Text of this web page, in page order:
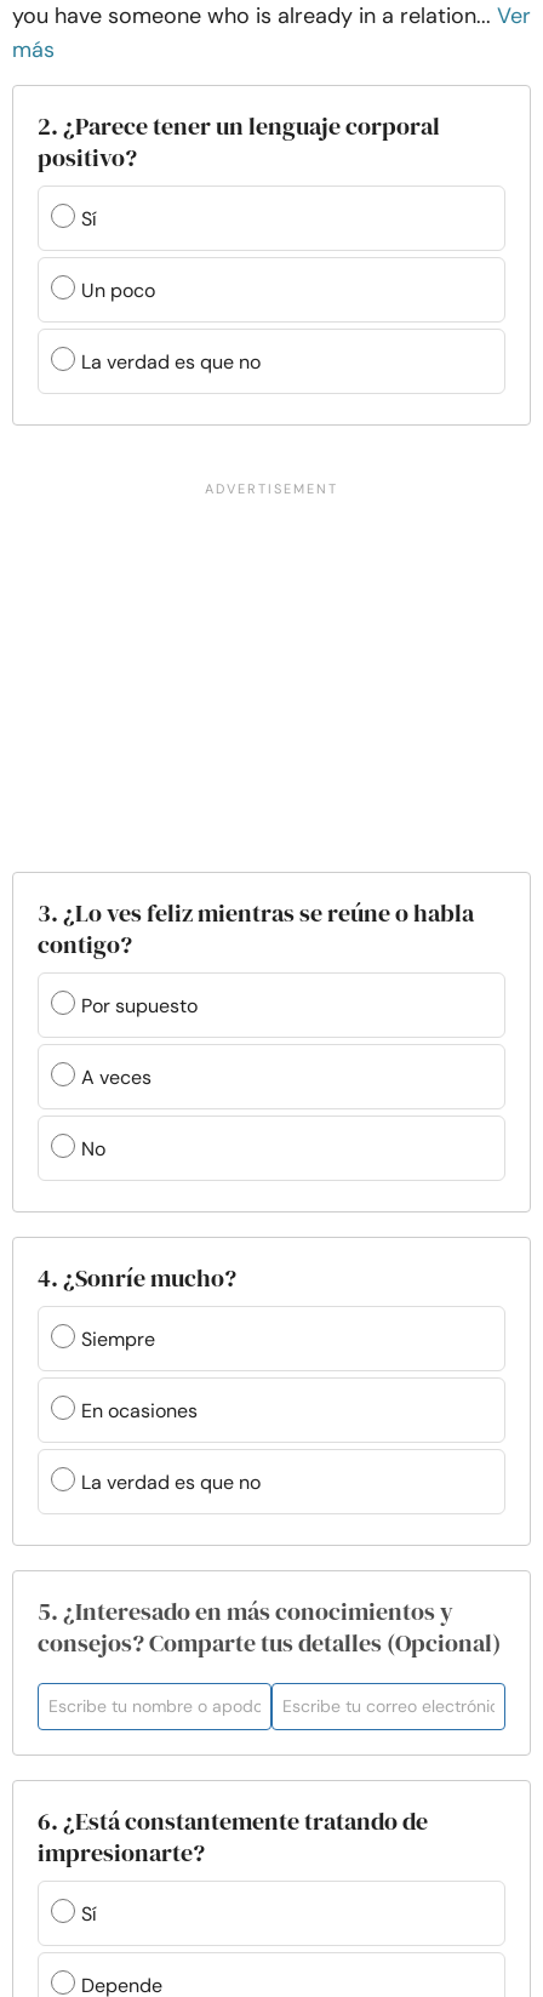
you have someone who is already in a relation... Ver
más
2. ¿Parece tener un lenguaje corporal
positivo?
Sí
Un poco
La verdad es que no
3. ¿Lo ves feliz mientras se reúne o habla
contigo?
Por supuesto
A veces
No
4. ¿Sonríe mucho?
Siempre
En ocasiones
La verdad es que no
5. ¿Interesado en más conocimientos y
consejos? Comparte tus detalles (Opcional)
6. ¿Está constantemente tratando de
impresionarte?
Sí
Depende